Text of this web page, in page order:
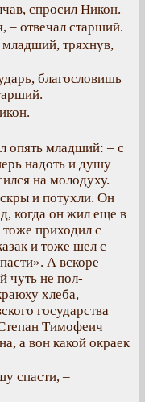
спросил Никон.
– отвечал старший.
тряхнув,
благословишь
опять младший: – с
надоть и душу
на молодуху.
и потухли. Он
когда он жил еще в
приходил с
и тоже шел с
А вскоре
чуть не пол-
хлеба,
государства
Тимофеич
а вон какой окраек
спасти, –